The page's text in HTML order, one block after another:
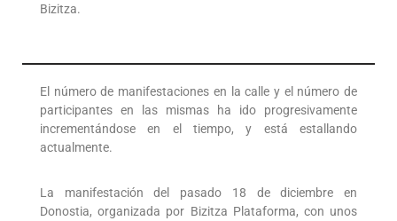
Bizitza.
El número de manifestaciones en la calle y el número de
participantes en las mismas ha ido progresivamente
incrementándose en el tiempo, y está estallando
actualmente.
La manifestación del pasado 18 de diciembre en
Donostia, organizada por Bizitza Plataforma, con unos